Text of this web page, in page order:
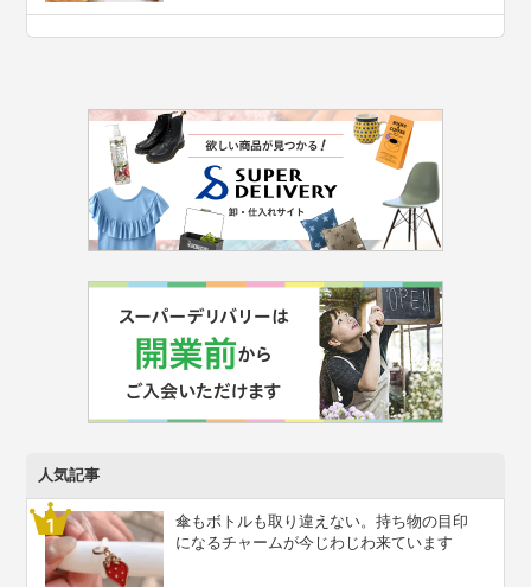
人気記事
傘もボトルも取り違えない。持ち物の目印
になるチャームが今じわじわ来ています